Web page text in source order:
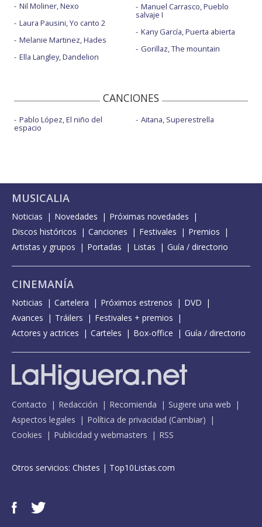
Nil Moliner, Nexo
Laura Pausini, Yo canto 2
Melanie Martinez, Hades
Ella Langley, Dandelion
Manuel Carrasco, Pueblo
salvaje I
Kany García, Puerta abierta
Gorillaz, The mountain
CANCIONES
Pablo López, El niño del
espacio
Aitana, Superestrella
MUSICALIA
Noticias Novedades
Próximas novedades
Discos históricos
Canciones Festivales
Premios
Artistas y grupos
Portadas Listas Guía / directorio
CINEMANÍA
Noticias Cartelera Próximos estrenos
DVD
Avances
Tráilers
Festivales + premios
Actores y actrices
Carteles Box-office Guía / directorio
Contacto Redacción Recomienda
Sugiere una web
Aspectos legales
Política de privacidad (Cambiar)
Cookies
Publicidad y webmasters RSS
Otros servicios: Chistes | Top10Listas.com